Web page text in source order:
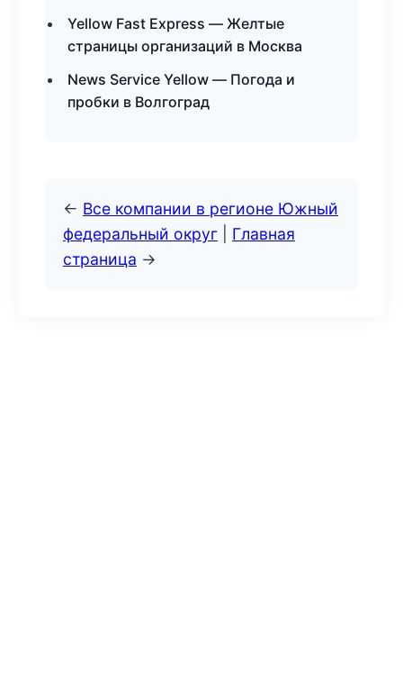
Yellow Fast Express — Желтые
страницы организаций в Москва
News Service Yellow — Погода и
пробки в Волгоград
← Все компании в регионе Южный
федеральный округ
Главная
страница →